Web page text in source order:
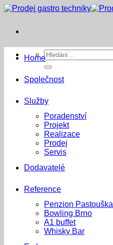
Přeskočit
Hledat:
Home
Společnost
Služby
Poradenství
Projekt
Realizace
Prodej
Servis
Dodavatelé
Reference
Penzion Pastouška
Bowling Brno
A1 buffet
Whisky Bar